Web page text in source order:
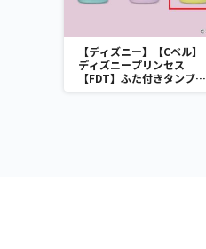
【ディズニー】【Cベル】
ディズニープリンセス
【FDT】ふた付きタンブラ
ー